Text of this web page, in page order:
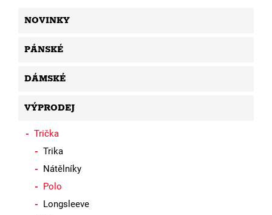
NOVINKY
PÁNSKÉ
DÁMSKÉ
VÝPRODEJ
Trička
Trika
Nátělníky
Polo
Longsleeve